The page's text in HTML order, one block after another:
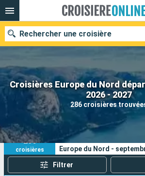
Croisières Europe du Nord
2026 - 2027
286 croisières
Rechercher une croisière
Nos destinations
Mois de départ
Ports
Rechercher
286
croisières
Vos critères de recherche :
Europe du Nord -
Filtrer